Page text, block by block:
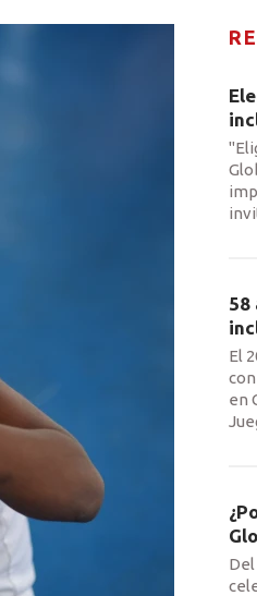
58
El
en